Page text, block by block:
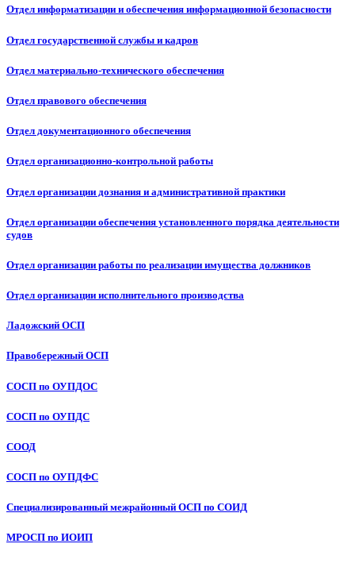
Отдел информатизации и обеспечения информационной безопасности
Отдел государственной службы и кадров
Отдел материально-технического обеспечения
Отдел правового обеспечения
Отдел документационного обеспечения
Отдел организационно-контрольной работы
Отдел организации дознания и административной практики
Отдел организации обеспечения установленного порядка деятельности
судов
Отдел организации работы по реализации имущества должников
Отдел организации исполнительного производства
Ладожский ОСП
Правобережный ОСП
СОСП по ОУПДОС
СОСП по ОУПДС
СООД
СОСП по ОУПДФС
Специализированный межрайонный ОСП по СОИД
МРОСП по ИОИП